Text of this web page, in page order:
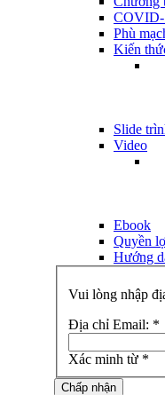
Phù
Kiến
Slide
Video
Ebook
Quyền
Hướng
Vui lòng nhập
Địa chỉ Email: *
Xác minh từ *
Chấp nhận